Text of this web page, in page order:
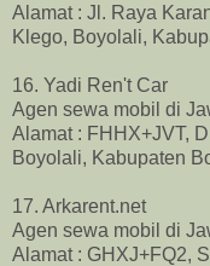
Alamat : Jl. Raya
Klego, Boyolali,
16. Yadi Ren't Car
Agen sewa mobil di
Alamat : FHHX+JVT,
Boyolali, Kabupaten
17. Arkarent.net
Agen sewa mobil di
Alamat : GHXJ+FQ2,